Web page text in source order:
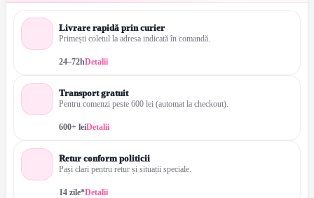
Livrare rapidă prin curier
Primești coletul la adresa indicată în comandă.
24–72hDetalii
Transport gratuit
Pentru comenzi peste 600 lei (automat la checkout).
600+ leiDetalii
Retur conform politicii
Pași clari pentru retur și situații speciale.
14 zile*Detalii